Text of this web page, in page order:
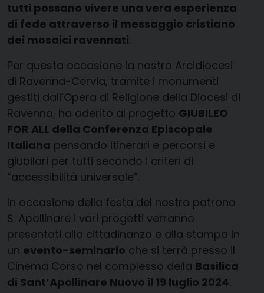
tutti possano vivere una vera esperienza
di fede attraverso il messaggio cristiano
dei mosaici ravennati.
Per questa occasione la nostra Arcidiocesi
di Ravenna-Cervia, tramite i monumenti
gestiti dall’Opera di Religione della Diocesi di
Ravenna, ha aderito al progetto GIUBILEO
FOR ALL della Conferenza Episcopale
Italiana pensando itinerari e percorsi e
giubilari per tutti secondo i criteri di
“accessibilità universale”.
In occasione della festa del nostro patrono
S. Apollinare i vari progetti verranno
presentati alla cittadinanza e alla stampa in
un evento-seminario che si terrà presso il
Cinema Corso nel complesso della Basilica
di Sant’Apollinare Nuovo il 19 luglio 2024.